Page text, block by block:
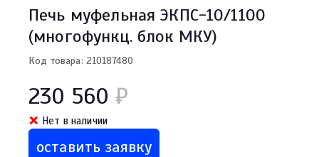
Печь муфельная ЭКПС-10/1100
(многофункц. блок МКУ)
Код товара: 210187480
230 560₽
Нет в наличии
оставить заявку